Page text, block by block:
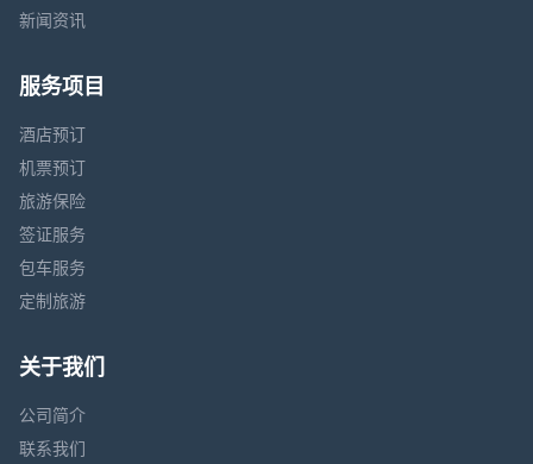
新闻资讯
服务项目
酒店预订
机票预订
旅游保险
签证服务
包车服务
定制旅游
关于我们
公司简介
联系我们